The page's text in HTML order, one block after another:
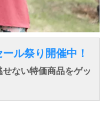
ル祭り開催中！
ない特価商品をゲッ